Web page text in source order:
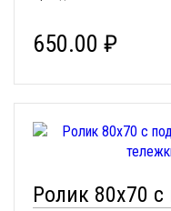
650.00 ₽
Ролик 80x70